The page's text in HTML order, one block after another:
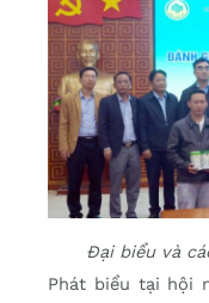
Đại biểu và
Phát biểu tại hội